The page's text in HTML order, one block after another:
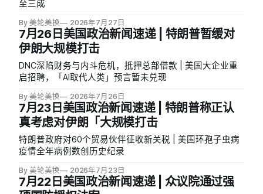
至三成
By 美轮美换 2026年7月27日
7月26日美国政治新闻速递 | 特朗普暂缓对
伊朗大规模打击
DNC深陷财务与内斗危机，抵押总部借款 | 美国大企业重
启招聘，「AI取代人类」预言暂未兑现
By 美轮美换 2026年7月26日
7月23日美国政治新闻速递 | 特朗普称正认
真考虑对伊朗「大规模打击
特朗普政府对60个贸易伙伴征收新关税 | 美国环孢子虫病
疫情全年病例数创历史纪录
By 美轮美换 2026年7月23日
7月22日美国政治新闻速递 | 众议院通过强